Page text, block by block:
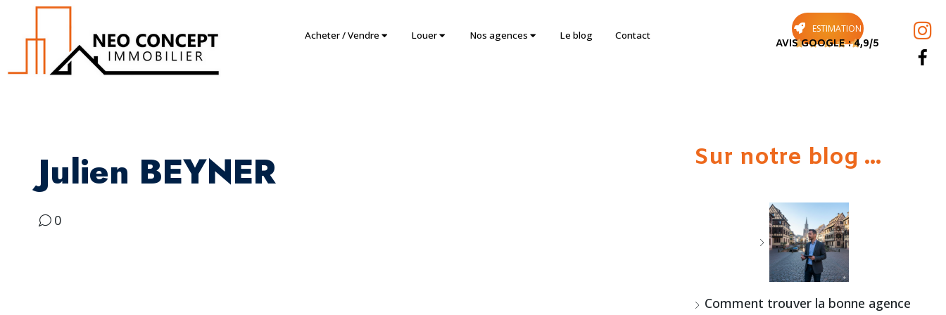
Acheter / Vendre Louer Nos agences Le blog Contact
ESTIMATION
    
AVIS GOOGLE : 4,9/5
Julien BEYNER
0
Sur notre blog ...
Comment trouver la bonne agence